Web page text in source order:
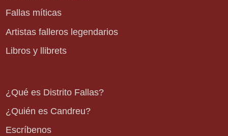
Fallas míticas
Artistas falleros legendarios
Libros y llibrets
¿Qué es Distrito Fallas?
¿Quién es Candreu?
Escríbenos